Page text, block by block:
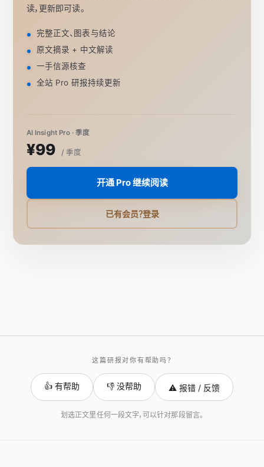
读，更新即可读。
完整正文、图表与结论
原文摘录 + 中文解读
一手信源核查
全站 Pro 研报持续更新
AI Insight Pro · 季度
¥99 / 季度
开通 Pro 继续阅读
已有会员？登录
这篇研报对你有帮助吗？
👍 有帮助 👎 没帮助 ⚠️ 报错 / 反馈
划选正文里任何一段文字，可以针对那段留言。